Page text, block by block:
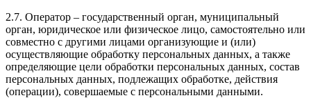
2.7. Оператор – государственный орган, муниципальный
орган, юридическое или физическое лицо, самостоятельно или
совместно с другими лицами организующие и (или)
осуществляющие обработку персональных данных, а также
определяющие цели обработки персональных данных, состав
персональных данных, подлежащих обработке, действия
(операции), совершаемые с персональными данными.